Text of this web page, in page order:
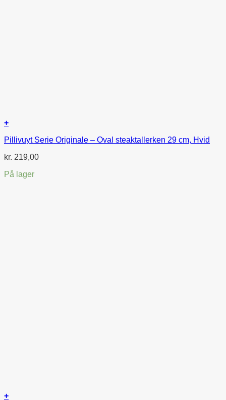
+
Pillivuyt Serie Originale – Oval steaktallerken 29 cm, Hvid
kr. 219,00
På lager
+